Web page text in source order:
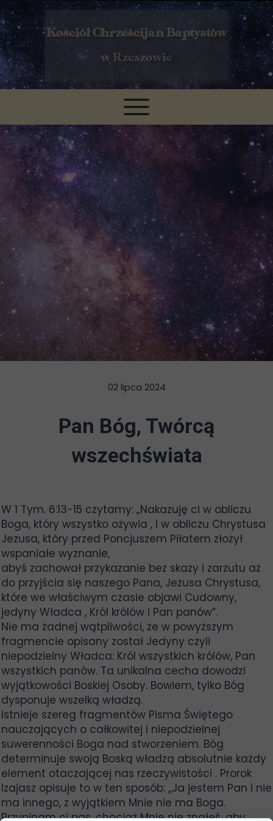
Kościół Chrześcijan Baptystów
w Rzeszowie
02 lipca 2024
Pan Bóg, Twórcą
wszechświata
W 1 Tym. 6:13-15 czytamy: „Nakazuję ci w obliczu
Boga, który wszystko ożywia , i w obliczu Chrystusa
Jezusa, który przed Poncjuszem Piłatem złożył
wspaniałe wyznanie,
abyś zachował przykazanie bez skazy i zarzutu aż
do przyjścia się naszego Pana, Jezusa Chrystusa,
które we właściwym czasie objawi Cudowny,
jedyny Władca , Król królów i Pan panów”.
Nie ma żadnej wątpliwości, że w powyższym
fragmencie opisany został Jedyny czyli
niepodzielny Władca: Król wszystkich królów, Pan
wszystkich panów. Ta unikalna cecha dowodzi
wyjątkowości Boskiej Osoby. Bowiem, tylko Bóg
dysponuje wszelką władzą.
Istnieje szereg fragmentów Pisma Świętego
nauczających o całkowitej i niepodzielnej
suwerenności Boga nad stworzeniem. Bóg
determinuje swoją Boską władzą absolutnie każdy
element otaczającej nas rzeczywistości . Prorok
Izajasz opisuje to w ten sposób: ,,Ja jestem Pan i nie
ma innego, z wyjątkiem Mnie nie ma Boga.
Przypinam ci pas, chociaż Mnie nie znałeś, aby